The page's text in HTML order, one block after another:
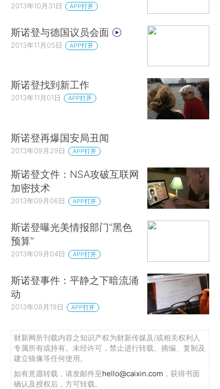
2013年10月31日 APP打开
斯诺登与德国议员会面
2013年11月05日 APP打开
斯诺登找到新工作
2013年11月01日 APP打开
斯诺登再爆国安局丑闻
2013年09月29日 APP打开
斯诺登文件：NSA攻破互联网
加密技术
2013年09月06日 APP打开
斯诺登曝光美情报部门“黑色
预算”
2013年09月04日 APP打开
斯诺登事件：平静之下暗流涌
动
2013年08月19日 APP打开
财新网所刊载内容之知识产权为财新传媒及/或相关权利人
专属所有或持有。未经许可，禁止进行转载、摘编、复制及
建立镜像等任何使用。
如有意愿转载，请发邮件至hello@caixin.com ，获得书面
确认及授权后，方可转载。